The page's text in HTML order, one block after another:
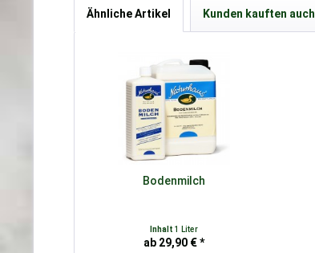
Ähnliche Artikel Kunden kauften auch
Bodenmilch
Inhalt 1 Liter
ab 29,90 € *